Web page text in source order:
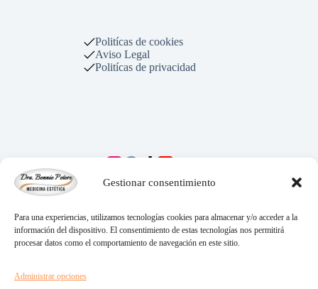
Gestionar consentimiento
Para una experiencias, utilizamos tecnologías cookies para almacenar y/o acceder a la
información del dispositivo. El consentimiento de estas tecnologías nos permitirá
procesar datos como el comportamiento de navegación en este sitio.
Administrar opciones
Politícas de cookies
Aviso Legal
Politícas de privacidad
Copyright © 2026 - Dra Bennie Peters Medicina Estética